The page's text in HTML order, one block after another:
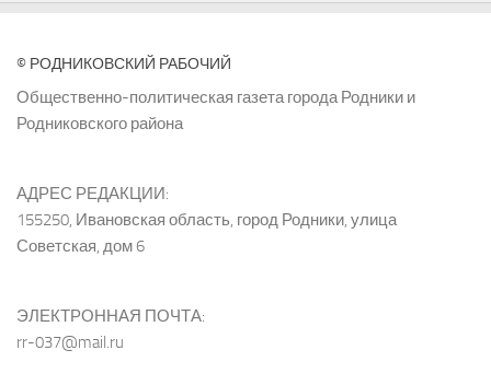
© РОДНИКОВСКИЙ РАБОЧИЙ
Общественно-политическая газета города Родники и
Родниковского района
АДРЕС РЕДАКЦИИ:
155250, Ивановская область, город Родники, улица
Советская, дом 6
ЭЛЕКТРОННАЯ ПОЧТА:
rr-037@mail.ru